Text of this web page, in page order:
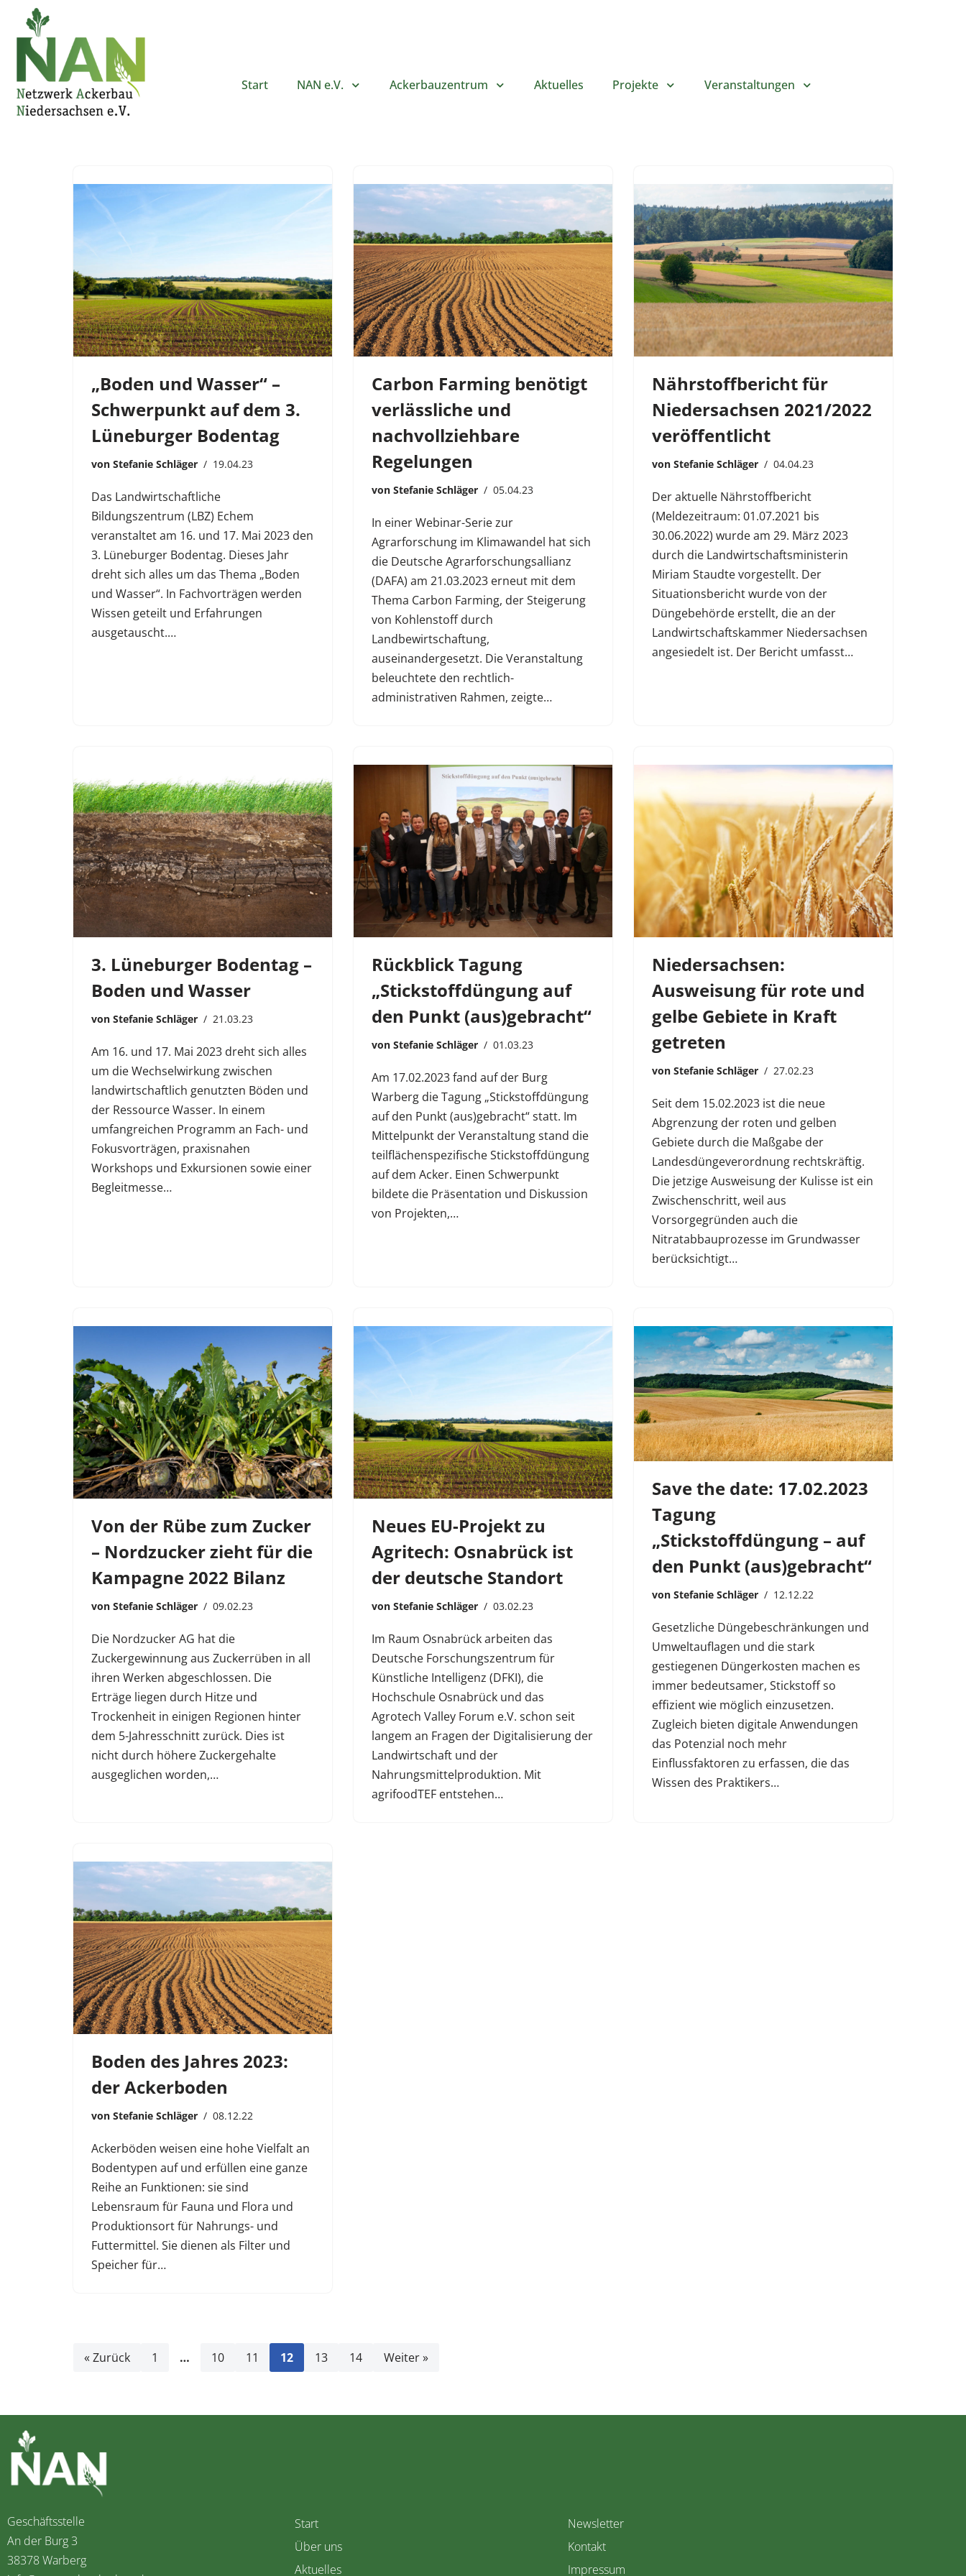
Zum
Inhalt
springen
Start NAN e.V. Ackerbauzentrum Aktuelles Projekte Veranstaltungen
„Boden und Wasser“ –
Schwerpunkt auf dem 3.
Lüneburger Bodentag
von Stefanie Schläger 19.04.23
Das Landwirtschaftliche
Bildungszentrum (LBZ) Echem
veranstaltet am 16. und 17. Mai 2023 den
3. Lüneburger Bodentag. Dieses Jahr
dreht sich alles um das Thema „Boden
und Wasser“. In Fachvorträgen werden
Wissen geteilt und Erfahrungen
ausgetauscht.…
Carbon Farming benötigt
verlässliche und
nachvollziehbare
Regelungen
von Stefanie Schläger 05.04.23
In einer Webinar-Serie zur
Agrarforschung im Klimawandel hat sich
die Deutsche Agrarforschungsallianz
(DAFA) am 21.03.2023 erneut mit dem
Thema Carbon Farming, der Steigerung
von Kohlenstoff durch
Landbewirtschaftung,
auseinandergesetzt. Die Veranstaltung
beleuchtete den rechtlich-
administrativen Rahmen, zeigte…
Nährstoffbericht für
Niedersachsen 2021/2022
veröffentlicht
von Stefanie Schläger 04.04.23
Der aktuelle Nährstoffbericht
(Meldezeitraum: 01.07.2021 bis
30.06.2022) wurde am 29. März 2023
durch die Landwirtschaftsministerin
Miriam Staudte vorgestellt. Der
Situationsbericht wurde von der
Düngebehörde erstellt, die an der
Landwirtschaftskammer Niedersachsen
angesiedelt ist. Der Bericht umfasst…
3. Lüneburger Bodentag –
Boden und Wasser
von Stefanie Schläger 21.03.23
Am 16. und 17. Mai 2023 dreht sich alles
um die Wechselwirkung zwischen
landwirtschaftlich genutzten Böden und
der Ressource Wasser. In einem
umfangreichen Programm an Fach- und
Fokusvorträgen, praxisnahen
Workshops und Exkursionen sowie einer
Begleitmesse…
Rückblick Tagung
„Stickstoffdüngung auf
den Punkt (aus)gebracht“
von Stefanie Schläger 01.03.23
Am 17.02.2023 fand auf der Burg
Warberg die Tagung „Stickstoffdüngung
auf den Punkt (aus)gebracht“ statt. Im
Mittelpunkt der Veranstaltung stand die
teilflächenspezifische Stickstoffdüngung
auf dem Acker. Einen Schwerpunkt
bildete die Präsentation und Diskussion
von Projekten,…
Niedersachsen:
Ausweisung für rote und
gelbe Gebiete in Kraft
getreten
von Stefanie Schläger 27.02.23
Seit dem 15.02.2023 ist die neue
Abgrenzung der roten und gelben
Gebiete durch die Maßgabe der
Landesdüngeverordnung rechtskräftig.
Die jetzige Ausweisung der Kulisse ist ein
Zwischenschritt, weil aus
Vorsorgegründen auch die
Nitratabbauprozesse im Grundwasser
berücksichtigt…
Von der Rübe zum Zucker
– Nordzucker zieht für die
Kampagne 2022 Bilanz
von Stefanie Schläger 09.02.23
Die Nordzucker AG hat die
Zuckergewinnung aus Zuckerrüben in all
ihren Werken abgeschlossen. Die
Erträge liegen durch Hitze und
Trockenheit in einigen Regionen hinter
dem 5-Jahresschnitt zurück. Dies ist
nicht durch höhere Zuckergehalte
ausgeglichen worden,…
Neues EU-Projekt zu
Agritech: Osnabrück ist
der deutsche Standort
von Stefanie Schläger 03.02.23
Im Raum Osnabrück arbeiten das
Deutsche Forschungszentrum für
Künstliche Intelligenz (DFKI), die
Hochschule Osnabrück und das
Agrotech Valley Forum e.V. schon seit
langem an Fragen der Digitalisierung der
Landwirtschaft und der
Nahrungsmittelproduktion. Mit
agrifoodTEF entstehen…
Save the date: 17.02.2023
Tagung
„Stickstoffdüngung – auf
den Punkt (aus)gebracht“
von Stefanie Schläger 12.12.22
Gesetzliche Düngebeschränkungen und
Umweltauflagen und die stark
gestiegenen Düngerkosten machen es
immer bedeutsamer, Stickstoff so
effizient wie möglich einzusetzen.
Zugleich bieten digitale Anwendungen
das Potenzial noch mehr
Einflussfaktoren zu erfassen, die das
Wissen des Praktikers…
Boden des Jahres 2023:
der Ackerboden
von Stefanie Schläger 08.12.22
Ackerböden weisen eine hohe Vielfalt an
Bodentypen auf und erfüllen eine ganze
Reihe an Funktionen: sie sind
Lebensraum für Fauna und Flora und
Produktionsort für Nahrungs- und
Futtermittel. Sie dienen als Filter und
Speicher für…
« Zurück 1 … 10 11 12 13 14 Weiter »
Geschäftsstelle
An der Burg 3
38378 Warberg
Start
Über uns
Aktuelles
Newsletter
Kontakt
Impressum